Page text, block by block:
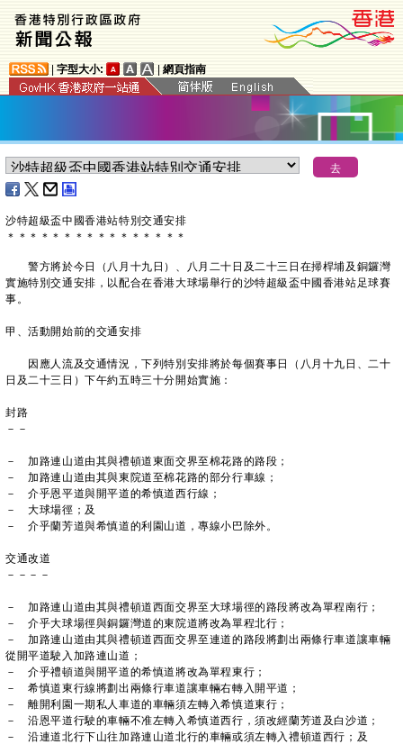
字型大小: 網頁指南
沙特超級盃中國香港站特別交通安排
＊ ＊ ＊ ＊ ＊ ＊ ＊ ＊ ＊ ＊ ＊ ＊ ＊ ＊ ＊ ＊
警方將於今日（八月十九日）、八月二十日及二十三日在掃桿埔及銅鑼灣
實施特別交通安排，以配合在香港大球場舉行的沙特超級盃中國香港站足球賽
事。
甲、活動開始前的交通安排
因應人流及交通情況，下列特別安排將於每個賽事日（八月十九日、二十
日及二十三日）下午約五時三十分開始實施：
封路
－－
－ 加路連山道由其與禮頓道東面交界至棉花路的路段；
－ 加路連山道由其與東院道至棉花路的部分行車線；
－ 介乎恩平道與開平道的希慎道西行線；
－ 大球場徑；及
－ 介乎蘭芳道與希慎道的利園山道，專線小巴除外。
交通改道
－－－－
－ 加路連山道由其與禮頓道西面交界至大球場徑的路段將改為單程南行；
－ 介乎大球場徑與銅鑼灣道的東院道將改為單程北行；
－ 加路連山道由其與禮頓道西面交界至連道的路段將劃出兩條行車道讓車輛
從開平道駛入加路連山道；
－ 介乎禮頓道與開平道的希慎道將改為單程東行；
－ 希慎道東行線將劃出兩條行車道讓車輛右轉入開平道；
－ 離開利園一期私人車道的車輛須左轉入希慎道東行；
－ 沿恩平道行駛的車輛不准左轉入希慎道西行，須改經蘭芳道及白沙道；
－ 沿連道北行下山往加路連山道北行的車輛或須左轉入禮頓道西行；及